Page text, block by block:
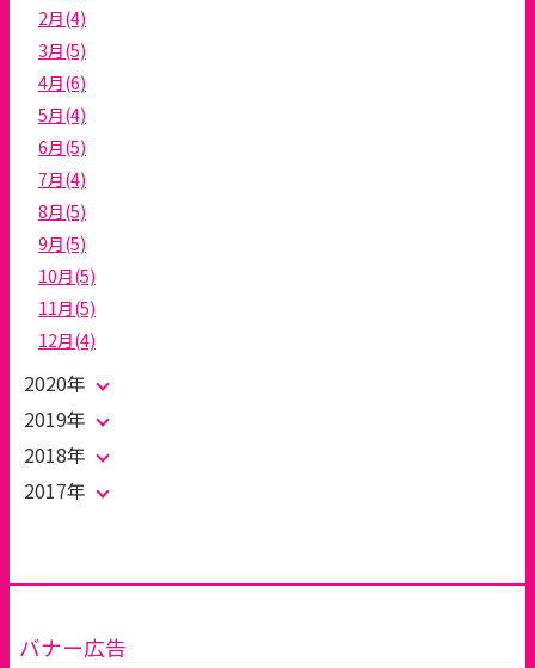
2月(4)
3月(5)
4月(6)
5月(4)
6月(5)
7月(4)
8月(5)
9月(5)
10月(5)
11月(5)
12月(4)
2020年
2019年
2018年
2017年
バナー広告